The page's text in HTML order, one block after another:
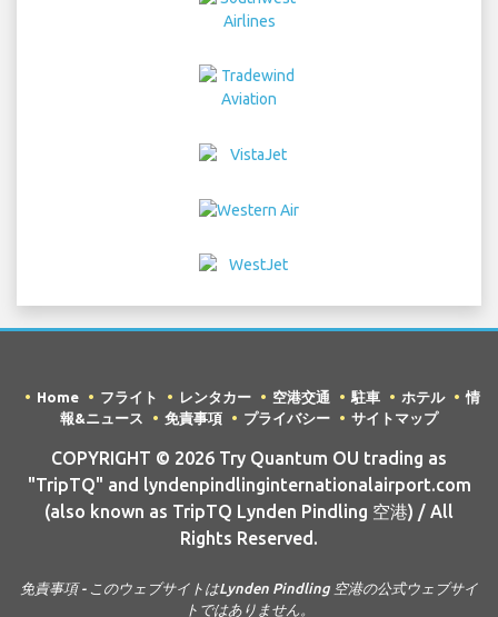
Home フライト レンタカー 空港交通 駐車 ホテル
情
報&ニュース
免責事項 プライバシー サイトマップ
COPYRIGHT © 2026 Try Quantum OU trading as
"TripTQ" and lyndenpindlinginternationalairport.com
(also known as TripTQ Lynden Pindling 空港) / All
Rights Reserved.
免責事項 - このウェブサイトはLynden Pindling 空港の公式ウェブサイ
トではありません。